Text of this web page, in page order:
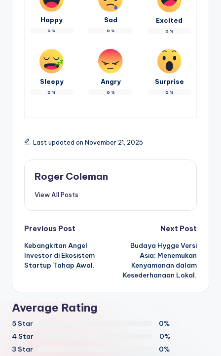
Happy
0 %
Sad
0 %
Excited
0 %
Sleepy
0 %
Angry
0 %
Surprise
0 %
Last updated on November 21, 2025
Roger Coleman
View All Posts
Post
navigation
Previous Post
Kebangkitan Angel
Investor di Ekosistem
Startup Tahap Awal.
Next Post
Budaya Hygge Versi
Asia: Menemukan
Kenyamanan dalam
Kesederhanaan Lokal.
Average Rating
5 Star
0%
4 Star
0%
3 Star
0%